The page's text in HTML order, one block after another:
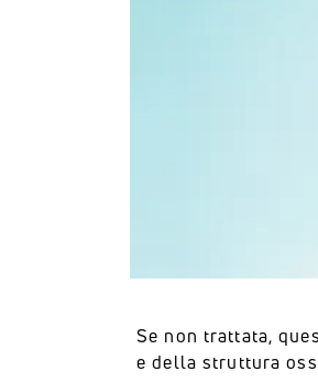
Se non trattata,
e della struttura